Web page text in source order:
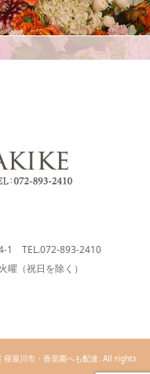
アレンジメント
1 TEL.072-893-2410
曜（祝日を除く）
屋川市・香里園へも配達. All rights